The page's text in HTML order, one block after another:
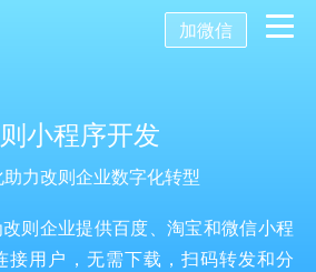
加微信
数字化建设
小程序开发
力改则企业数字化转型
则企业提供百度、淘宝和微信小程
接用户，无需下载，扫码转发和分